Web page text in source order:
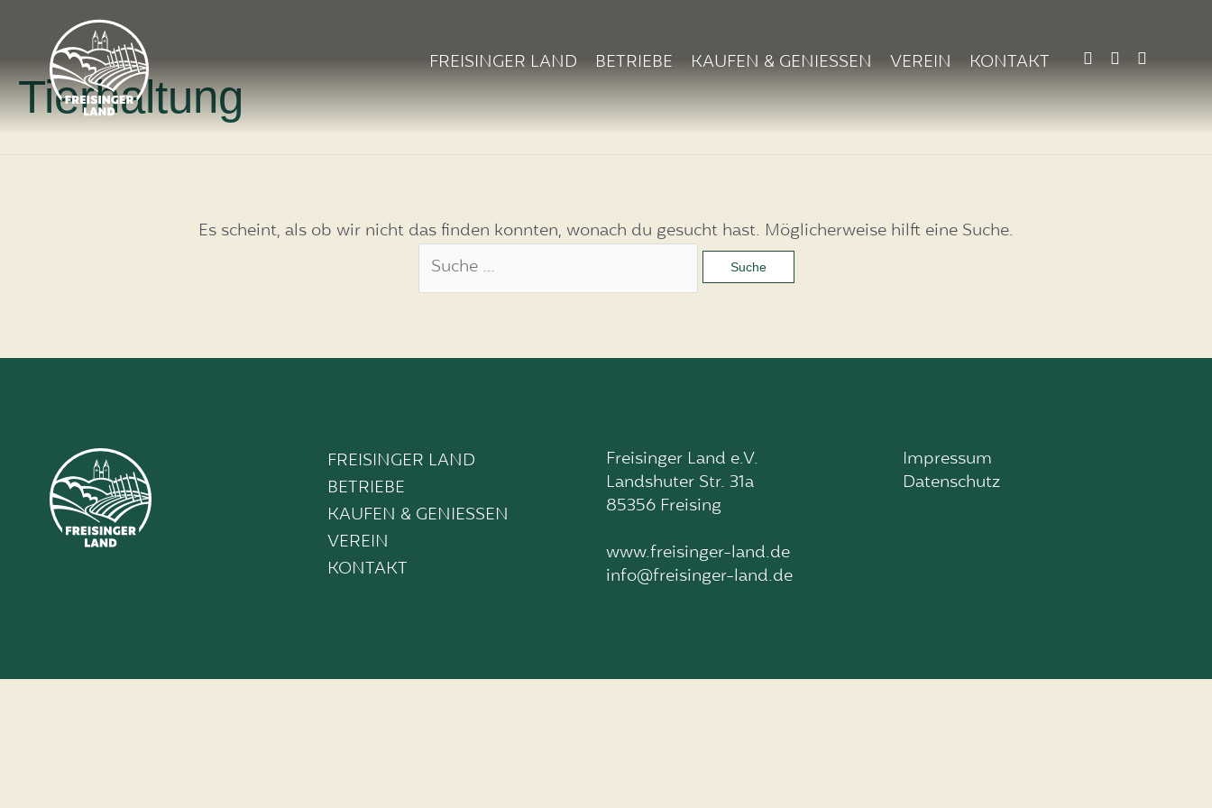
FREISINGER LAND BETRIEBE KAUFEN & GENIESSEN VEREIN KONTAKT
Tierhaltung
Es scheint, als ob wir nicht das finden konnten, wonach du gesucht hast. Möglicherweise hilft eine Suche.
FREISINGER LAND
BETRIEBE
KAUFEN & GENIESSEN
VEREIN
KONTAKT
Freisinger Land e.V.
Landshuter Str. 31a
85356 Freising
www.freisinger-land.de
info@freisinger-land.de
Impressum
Datenschutz